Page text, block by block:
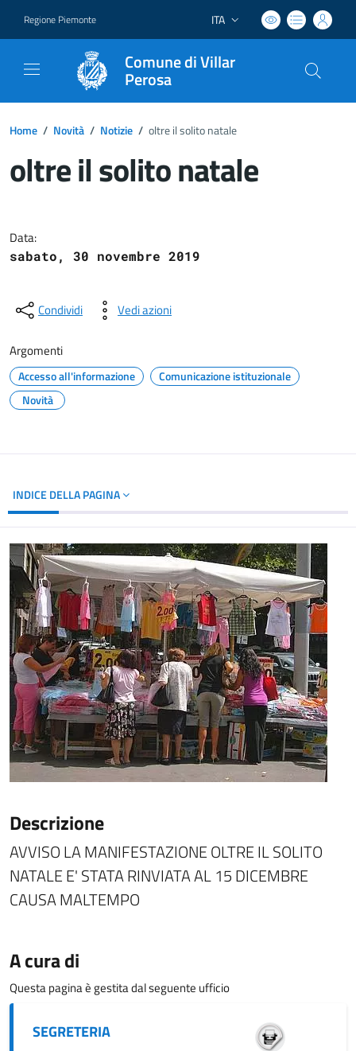
Regione Piemonte Lingua attiva:
ITA
Comune di Villar
Perosa
Home / Novità / Notizie / oltre il solito natale
oltre il solito natale
Data:
sabato, 30 novembre 2019
Condividi Vedi azioni
Argomenti
Accesso all'informazione
Comunicazione istituzionale
Novità
INDICE DELLA PAGINA
Descrizione
AVVISO LA MANIFESTAZIONE OLTRE IL SOLITO
NATALE E' STATA RINVIATA AL 15 DICEMBRE
CAUSA MALTEMPO
A cura di
Questa pagina è gestita dal seguente ufficio
SEGRETERIA